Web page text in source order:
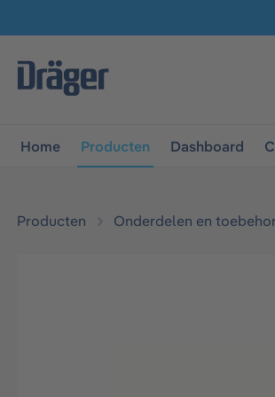
Ga naar
Home Producten Dashboard
Producten Onderdelen en